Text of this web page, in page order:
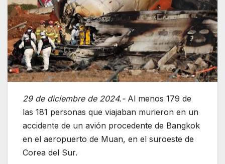
29 de diciembre de 2024.- Al menos 179 de
las 181 personas que viajaban murieron en un
accidente de un avión procedente de Bangkok
en el aeropuerto de Muan, en el suroeste de
Corea del Sur.